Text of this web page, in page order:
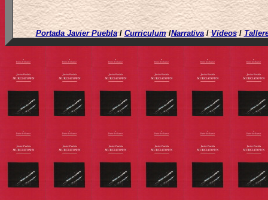
Portada Javier Puebla/ Curriculum/Narrativa/Vídeos/